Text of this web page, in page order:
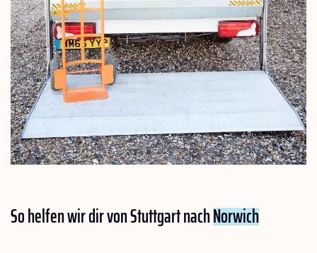
So helfen wir dir von Stuttgart nachNorwich